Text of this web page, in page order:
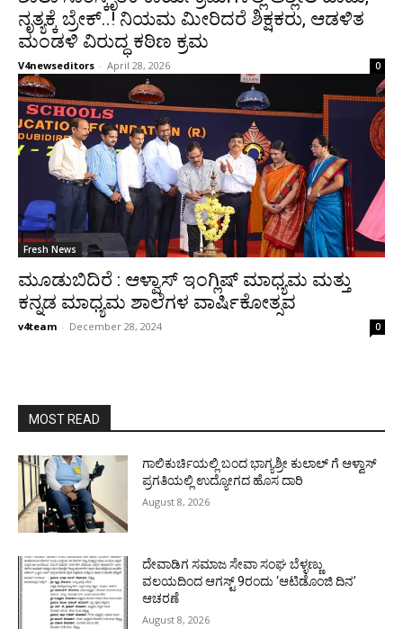
ನೃತ್ಯಕ್ಕೆ ಬ್ರೇಕ್..! ನಿಯಮ ಮೀರಿದರೆ ಶಿಕ್ಷಕರು, ಆಡಳಿತ
ಮಂಡಳಿ ವಿರುದ್ಧ ಕಠಿಣ ಕ್ರಮ
V4newseditors - April 28, 2026 0
Fresh News
ಮೂಡುಬಿದಿರೆ : ಆಳ್ವಾಸ್ ಇಂಗ್ಲಿಷ್ ಮಾಧ್ಯಮ ಮತ್ತು
ಕನ್ನಡ ಮಾಧ್ಯಮ ಶಾಲೆಗಳ ವಾರ್ಷಿಕೋತ್ಸವ
v4team - December 28, 2024 0
MOST READ
ಗಾಲಿಕುರ್ಚಿಯಲ್ಲಿ ಬಂದ ಭಾಗ್ಯಶ್ರೀ ಕುಲಾಲ್ ಗೆ ಆಳ್ವಾಸ್
ಪ್ರಗತಿಯಲ್ಲಿ ಉದ್ಯೋಗದ ಹೊಸ ದಾರಿ
August 8, 2026
ದೇವಾಡಿಗ ಸಮಾಜ ಸೇವಾ ಸಂಘ ಬೆಳ್ಳಣ್ಣು
ವಲಯದಿಂದ ಆಗಸ್ಟ್ 9ರಂದು ‘ಆಟಿಡೊಂಜಿ ದಿನ’
ಆಚರಣೆ
August 8, 2026